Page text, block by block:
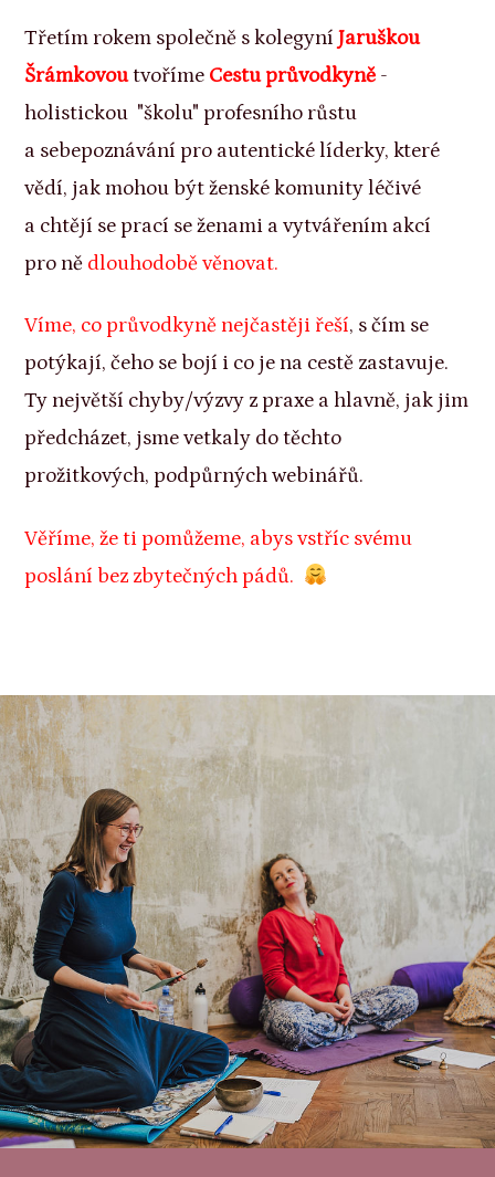
Třetím rokem společně s kolegyníJaruškou
Šrámkovoutvoříme Cestu průvodkyně -
holistickou "školu" profesního růstu
a sebepoznávání pro autentické líderky, které
vědí, jak mohou být ženské komunity léčivé
a chtějí se prací se ženami a vytvářením akcí
pro ně dlouhodobě věnovat.
Víme, co průvodkyně nejčastěji řeší, s čím se
potýkají, čeho se bojí i co je na cestě zastavuje.
Ty největší chyby/výzvy z praxe a hlavně, jak jim
předcházet, jsme vetkaly do těchto
prožitkových, podpůrných webinářů.
Věříme, že ti pomůžeme, abys vstříc svému
poslání bez zbytečných pádů.